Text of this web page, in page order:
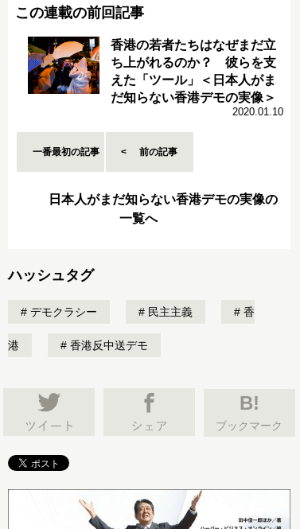
この連載の前回記事
香港の若者たちはなぜまだ立
ち上がれるのか？ 彼らを支
えた「ツール」＜日本人がま
だ知らない香港デモの実像＞
2020.01.10
一番最初の記事 前の記事
日本人がまだ知らない香港デモの実像の
一覧へ
ハッシュタグ
デモクラシー 民主主義 香
港 香港反中送デモ
B!
ブックマーク